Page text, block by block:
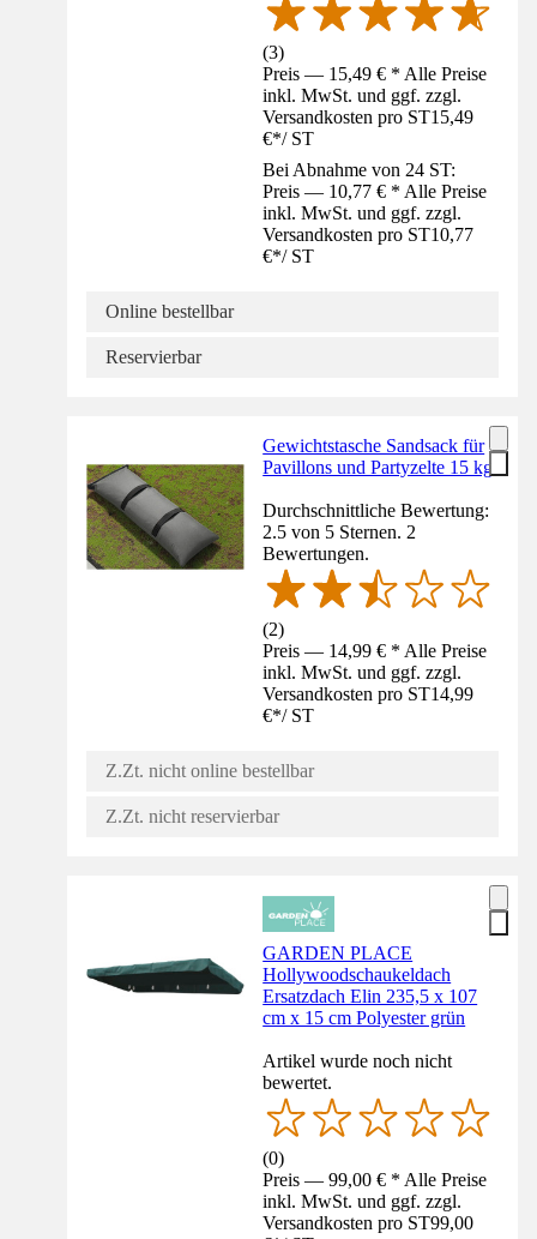
(3)
Preis — 15,49 € * Alle Preise
inkl. MwSt. und ggf. zzgl.
Versandkosten pro ST15,49
€*/ ST
Bei Abnahme von 24 ST:
Preis — 10,77 € * Alle Preise
inkl. MwSt. und ggf. zzgl.
Versandkosten pro ST10,77
€*/ ST
Online bestellbar
Reservierbar
Gewichtstasche Sandsack für
Pavillons und Partyzelte 15 kg
Durchschnittliche Bewertung:
2.5 von 5 Sternen. 2
Bewertungen.
(2)
Preis — 14,99 € * Alle Preise
inkl. MwSt. und ggf. zzgl.
Versandkosten pro ST14,99
€*/ ST
Z.Zt. nicht online bestellbar
Z.Zt. nicht reservierbar
GARDEN PLACE
Hollywoodschaukeldach
Ersatzdach Elin 235,5 x 107
cm x 15 cm Polyester grün
Artikel wurde noch nicht
bewertet.
(0)
Preis — 99,00 € * Alle Preise
inkl. MwSt. und ggf. zzgl.
Versandkosten pro ST99,00